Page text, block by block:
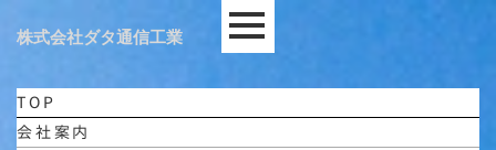
株式会社ダタ通信工業
TOP
会社案内